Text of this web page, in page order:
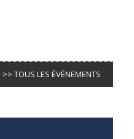
>> TOUS LES ÉVÈNEMENTS